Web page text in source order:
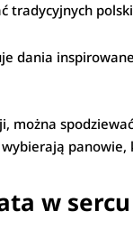
tradycyjnych
dania
w